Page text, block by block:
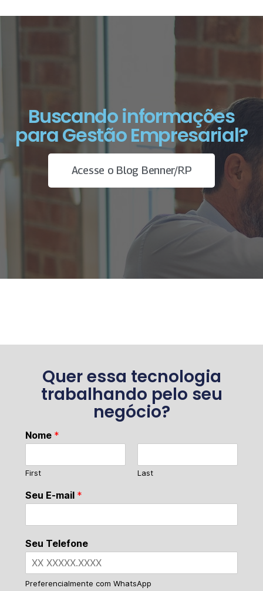
Buscando informações
para Gestão Empresarial?
Acesse o Blog Benner/RP
Quer essa tecnologia
trabalhando pelo seu
negócio?
Nome *
First Last
Seu E-mail *
Seu Telefone
Preferencialmente com WhatsApp